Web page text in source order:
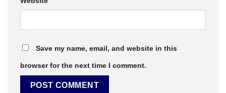
Save my name, email, and website in this
browser for the next time I comment.